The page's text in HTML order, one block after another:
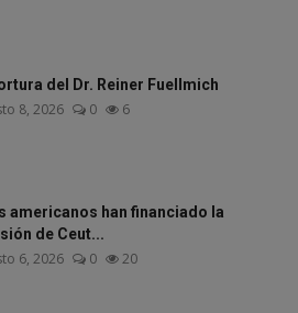
del Dr. Reiner Fuellmich
8, 2026 0 6
americanos han financiado la
de Ceut...
6, 2026 0 20